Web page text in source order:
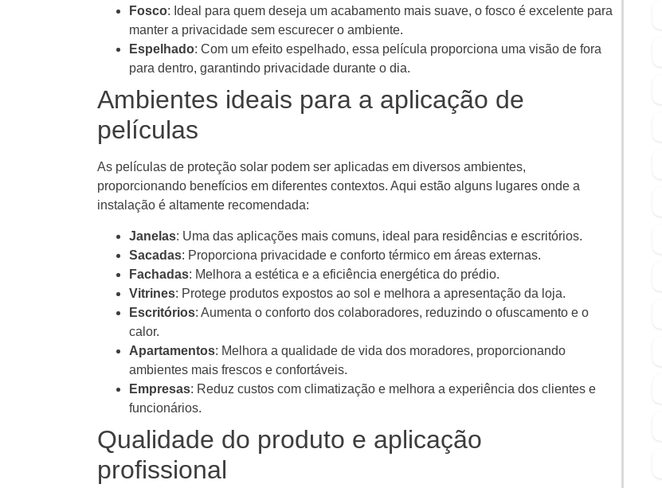
Fosco: Ideal para quem deseja um acabamento mais suave, o fosco é excelente para
manter a privacidade sem escurecer o ambiente.
Espelhado: Com um efeito espelhado, essa película proporciona uma visão de fora
para dentro, garantindo privacidade durante o dia.
Ambientes ideais para a aplicação de
películas
As películas de proteção solar podem ser aplicadas em diversos ambientes,
proporcionando benefícios em diferentes contextos. Aqui estão alguns lugares onde a
instalação é altamente recomendada:
Janelas: Uma das aplicações mais comuns, ideal para residências e escritórios.
Sacadas: Proporciona privacidade e conforto térmico em áreas externas.
Fachadas: Melhora a estética e a eficiência energética do prédio.
Vitrines: Protege produtos expostos ao sol e melhora a apresentação da loja.
Escritórios: Aumenta o conforto dos colaboradores, reduzindo o ofuscamento e o
calor.
Apartamentos: Melhora a qualidade de vida dos moradores, proporcionando
ambientes mais frescos e confortáveis.
Empresas: Reduz custos com climatização e melhora a experiência dos clientes e
funcionários.
Qualidade do produto e aplicação
profissional